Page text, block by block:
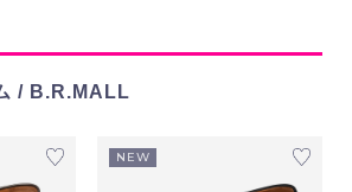
/ B.R.MALL
NEW